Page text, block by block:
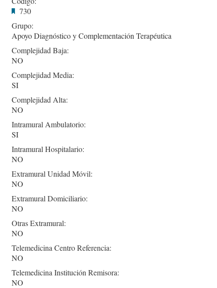
730
Grupo:
Apoyo Diagnóstico y Complementación Terapéutica
Complejidad Baja:
NO
Complejidad Media:
SI
Complejidad Alta:
NO
Intramural Ambulatorio:
SI
Intramural Hospitalario:
NO
Extramural Unidad Móvil:
NO
Extramural Domiciliario:
NO
Otras Extramural:
NO
Telemedicina Centro Referencia:
NO
Telemedicina Institución Remisora:
NO